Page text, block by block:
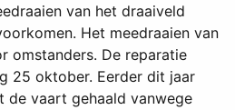
van het draaiveld
Het meedraaien van
omstanders. De reparatie
25 oktober. Eerder dit jaar
de vaart gehaald vanwege